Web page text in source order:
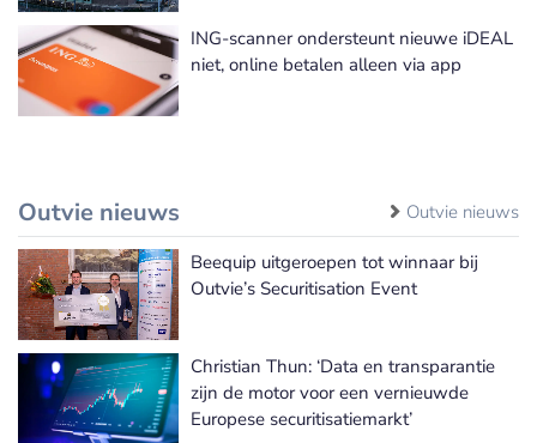
ING-scanner ondersteunt nieuwe iDEAL
niet, online betalen alleen via app
Outvie nieuws Outvie nieuws
Beequip uitgeroepen tot winnaar bij
Outvie’s Securitisation Event
Christian Thun: ‘Data en transparantie
zijn de motor voor een vernieuwde
Europese securitisatiemarkt’